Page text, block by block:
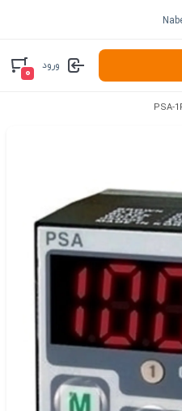
ورود
۰
PSA-